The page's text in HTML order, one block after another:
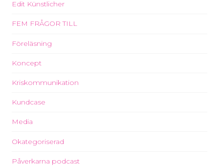
Edit Künstlicher
FEM FRÅGOR TILL
Föreläsning
Koncept
Kriskommunikation
Kundcase
Media
Okategoriserad
Påverkarna podcast